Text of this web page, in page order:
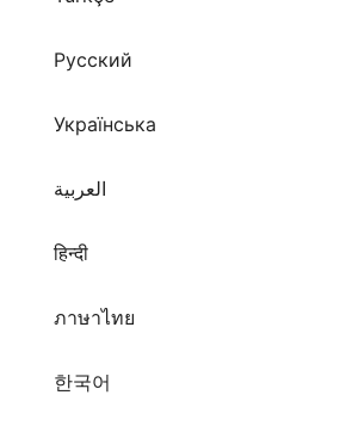
Русский
Українська
العربية
हिन्दी
ภาษาไทย
한국어